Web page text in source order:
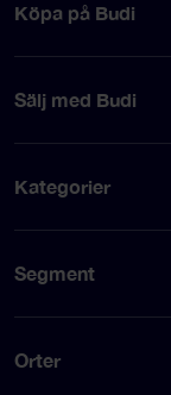
Köpa på Budi
Sälj med Budi
Kategorier
Segment
Orter